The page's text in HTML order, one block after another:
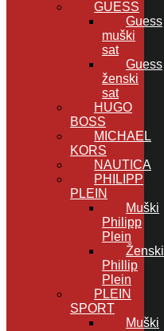
GUESS
Guess
muški
sat
Guess
ženski
sat
HUGO
BOSS
MICHAEL
KORS
NAUTICA
PHILIPP
PLEIN
Muški
Philipp
Plein
Ženski
Phillip
Plein
PLEIN
SPORT
Muški